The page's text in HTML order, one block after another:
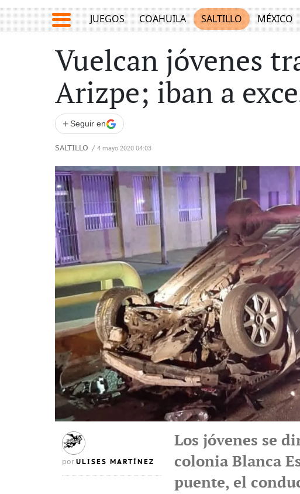
JUEGOS COAHUILA SALTILLO MÉXICO
Vuelcan jóvenes
Arizpe; iban a
+ Seguir en
SALTILLO / 4 mayo 2020 04:03
por ULISES MARTÍNEZ
Los jóvenes se
colonia Blanca
puente, el